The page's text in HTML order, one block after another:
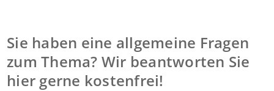
Sie haben eine allgemeine Fragen
zum Thema? Wir beantworten Sie
hier gerne kostenfrei!